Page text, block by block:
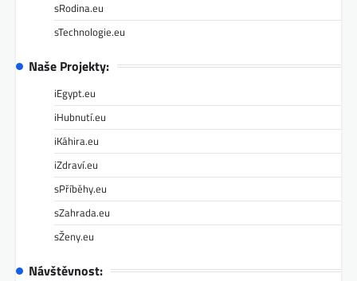
sRodina.eu
sTechnologie.eu
Naše Projekty:
iEgypt.eu
iHubnutí.eu
iKáhira.eu
iZdraví.eu
sPříběhy.eu
sZahrada.eu
sŽeny.eu
Návštěvnost: